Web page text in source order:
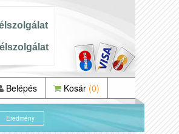
Belépés Kosár (0)
Eredmény